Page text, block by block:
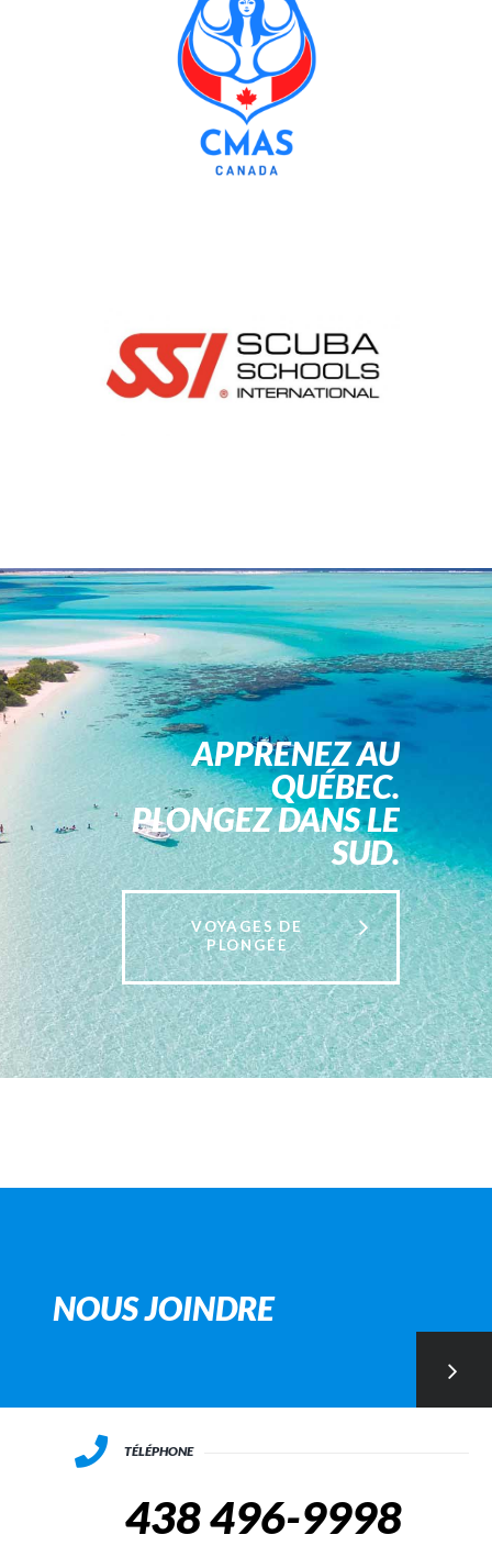
APPRENEZ AU
QUÉBEC.
PLONGEZ DANS LE
SUD.
VOYAGES DE
PLONGÉE
NOUS JOINDRE
TÉLÉPHONE
438 496-9998